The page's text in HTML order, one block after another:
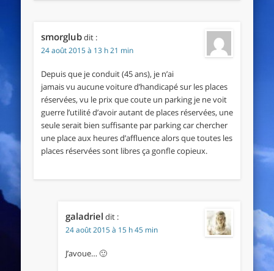
smorglubdit :
24 août 2015 à 13 h 21 min
Depuis que je conduit (45 ans), je n’ai
jamais vu aucune voiture d’handicapé sur les places
réservées, vu le prix que coute un parking je ne voit
guerre l’utilité d’avoir autant de places réservées, une
seule serait bien suffisante par parking car chercher
une place aux heures d’affluence alors que toutes les
places réservées sont libres ça gonfle copieux.
galadriel dit :
24 août 2015 à 15 h 45 min
J’avoue… 🙂